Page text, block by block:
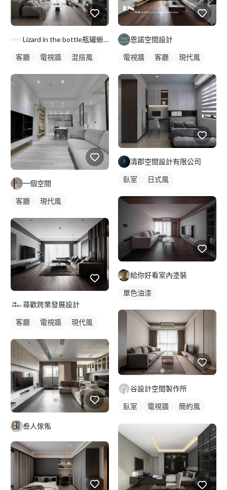
Lizard in the bottle瓶罐蜥蜴製作社
客廳 電視牆 混搭風
一個空間
客廳 現代風
尋歡跨業發展設計
客廳 電視牆 現代風
叁人傢俬
恩諾空間設計
電視牆 客廳 現代風
凊郡空間設計有限公司
臥室 日式風
給你好看室內塗裝
單色油漆
谷設計空間製作所
臥室 電視牆
簡約風